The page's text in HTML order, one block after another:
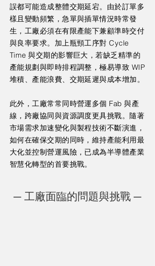
誤都可能造成整體交期延宕。由於訂單多
樣且變動頻繁，急單與插單情況時常發
生，工廠必須在有限產能下兼顧準時交付
與良率要求。加上瓶頸工序對 Cycle
Time 與交期的影響巨大，若缺乏精準的
產能規劃與即時排程調整，極易導致 WIP
堆積、產能浪費、交期延遲與成本增加。
此外，工廠常常同時營運多個 Fab 與產
線，跨廠協同與資源調度更具挑戰。隨著
市場需求加速變化與製程技術不斷演進，
如何在確保交期的同時，維持產能利用最
大化並控制營運風險，已成為半導體產業
智慧化轉型的首要挑戰。
─ 工廠面臨的問題與挑戰 ─